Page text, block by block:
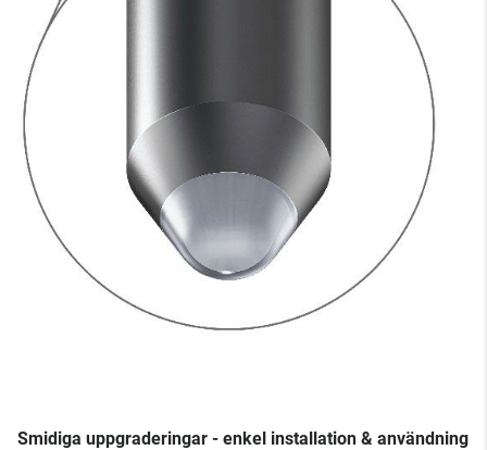
Smidiga uppgraderingar - enkel installation & användning